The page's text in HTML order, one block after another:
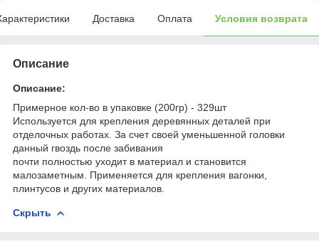
Доставка Оплата Условия возврата
Описание
Описание:
Примерное кол-во в упаковке (200гр) - 329шт
Используется для крепления деревянных деталей при
отделочных работах. За счет своей уменьшенной головки
данный гвоздь после забивания
почти полностью уходит в материал и становится
малозаметным. Применяется для крепления вагонки,
плинтусов и других материалов.
Скрыть